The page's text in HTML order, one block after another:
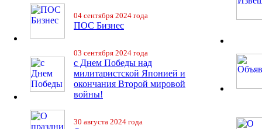
04 сентября 2024 года
ПОС Бизнес
03 сентября 2024 года
с Днем Победы над
милитаристской Японией и
окончания Второй мировой
войны!
30 августа 2024 года